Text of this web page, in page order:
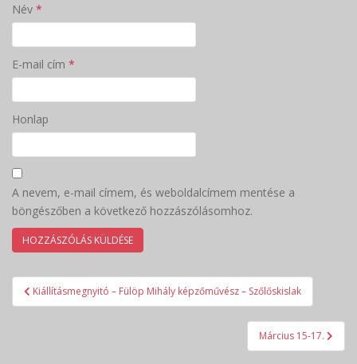
Név *
E-mail cím *
Honlap
A nevem, e-mail címem, és weboldalcímem mentése a
böngészőben a következő hozzászólásomhoz.
Bejegyzés
navigáció
Kiállításmegnyitó – Fülöp Mihály képzőművész – Szőlőskislak
Március 15-17.